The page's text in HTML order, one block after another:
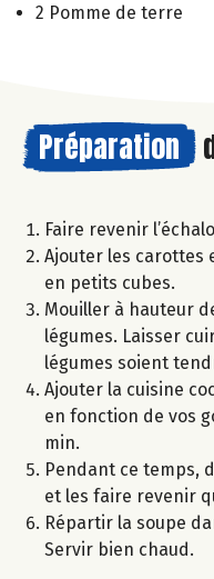
2 Pomme de terre
Préparation
Faire revenir
Ajouter les carottes
en petits cubes.
Mouiller à hauteur
légumes. Laisser
légumes soient
Ajouter la cuisine
en fonction de vos
min.
Pendant ce temps,
et les faire revenir
Répartir la soupe
Servir bien chaud.